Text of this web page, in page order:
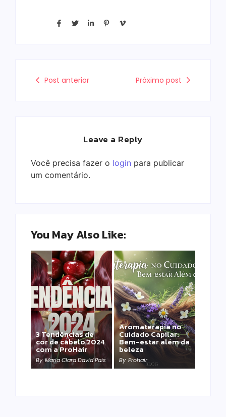
Post anterior Próximo post
Leave a Reply
Você precisa fazer o login para publicar
um comentário.
You May Also Like:
3 Tendências de
cor de cabelo 2024
com a ProHair
By Maria Clara David Pais
Aromaterapia no
Cuidado Capilar:
Bem-estar além da
beleza
By Prohair
Detox Capilar: Por
que remover
metais pesados
salva sua química?
By Prohair